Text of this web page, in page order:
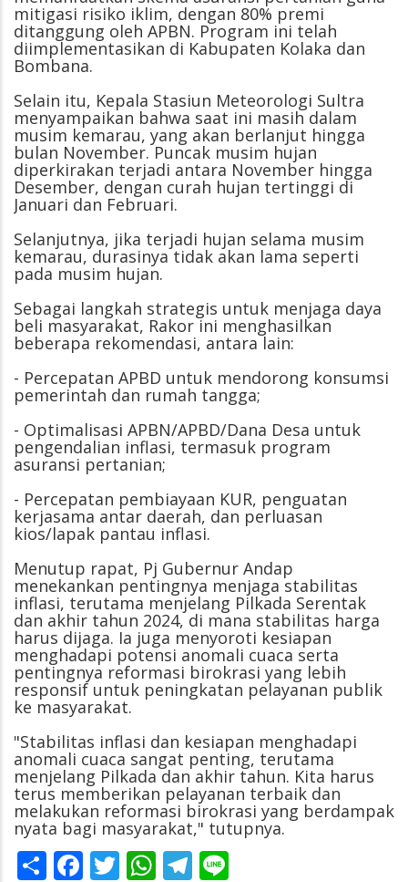
mitigasi risiko iklim, dengan 80% premi
ditanggung oleh APBN. Program ini telah
diimplementasikan di Kabupaten Kolaka dan
Bombana.
Selain itu, Kepala Stasiun Meteorologi Sultra
menyampaikan bahwa saat ini masih dalam
musim kemarau, yang akan berlanjut hingga
bulan November. Puncak musim hujan
diperkirakan terjadi antara November hingga
Desember, dengan curah hujan tertinggi di
Januari dan Februari.
Selanjutnya, jika terjadi hujan selama musim
kemarau, durasinya tidak akan lama seperti
pada musim hujan.
Sebagai langkah strategis untuk menjaga daya
beli masyarakat, Rakor ini menghasilkan
beberapa rekomendasi, antara lain:
- Percepatan APBD untuk mendorong konsumsi
pemerintah dan rumah tangga;
- Optimalisasi APBN/APBD/Dana Desa untuk
pengendalian inflasi, termasuk program
asuransi pertanian;
- Percepatan pembiayaan KUR, penguatan
kerjasama antar daerah, dan perluasan
kios/lapak pantau inflasi.
Menutup rapat, Pj Gubernur Andap
menekankan pentingnya menjaga stabilitas
inflasi, terutama menjelang Pilkada Serentak
dan akhir tahun 2024, di mana stabilitas harga
harus dijaga. Ia juga menyoroti kesiapan
menghadapi potensi anomali cuaca serta
pentingnya reformasi birokrasi yang lebih
responsif untuk peningkatan pelayanan publik
ke masyarakat.
"Stabilitas inflasi dan kesiapan menghadapi
anomali cuaca sangat penting, terutama
menjelang Pilkada dan akhir tahun. Kita harus
terus memberikan pelayanan terbaik dan
melakukan reformasi birokrasi yang berdampak
nyata bagi masyarakat," tutupnya.
ShareFacebook
Twitter
WhatsApp
Telegram